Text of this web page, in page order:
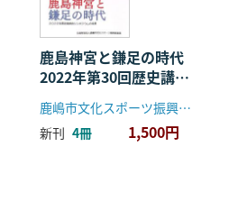
鹿島神宮と鎌足の時代
2022年第30回歴史講演
会シンポジウムの成果 鹿嶋市文化スポーツ振興事業団
新刊 4冊 1,500円